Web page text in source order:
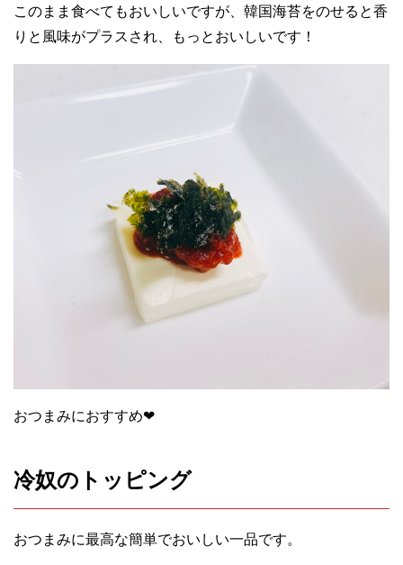
このまま食べてもおいしいですが、韓国海苔をのせると香
りと風味がプラスされ、もっとおいしいです！
おつまみにおすすめ❤︎
冷奴のトッピング
おつまみに最高な簡単でおいしい一品です。